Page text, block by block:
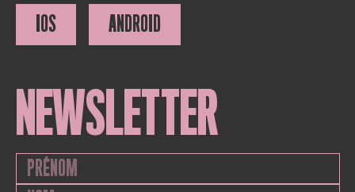
IOS ANDROID
NEWSLETTER